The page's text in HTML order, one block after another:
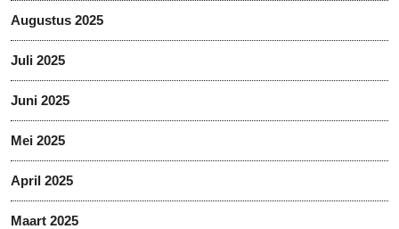
Augustus 2025
Juli 2025
Juni 2025
Mei 2025
April 2025
Maart 2025